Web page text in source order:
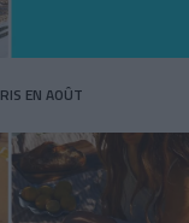
EN AOÛT